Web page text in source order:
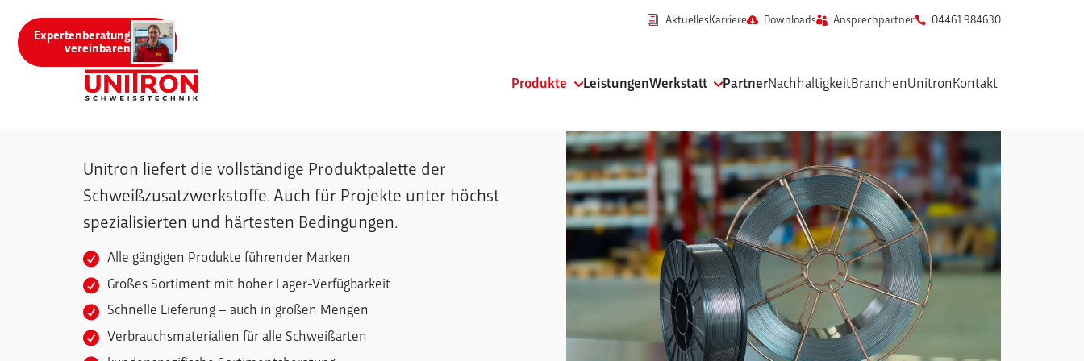
Aktuelles Karriere Downloads Ansprechpartner 04461 984630
Menü überspringen
Produkte
Zeige Menü-Unterpunkte von 'Produkte'
LeistungenWerkstatt
Zeige Menü-Unterpunkte von 'Werkstatt'
PartnerNachhaltigkeitBranchenUnitron Kontakt
Schweißzusatzwerkstoffe
Unitron liefert die vollständige Produktpalette der
Schweißzusatzwerkstoffe. Auch für Projekte unter höchst
spezialisierten und härtesten Bedingungen.
Alle gängigen Produkte führender Marken
Großes Sortiment mit hoher Lager-Verfügbarkeit
Schnelle Lieferung – auch in großen Mengen
Verbrauchsmaterialien für alle Schweißarten
Expertenberatung
vereinbaren